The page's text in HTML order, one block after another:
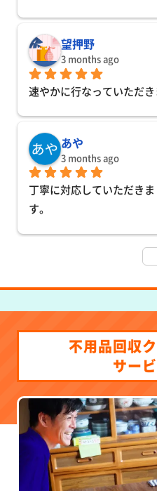
望押野
3 months ago
速やかに行なっていただき
あや
3 months ago
丁寧に対応していただき
す。
不用品回収
サー